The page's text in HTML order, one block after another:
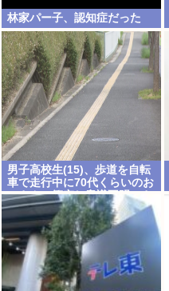
林家パー子、認知症だった
男子高校生(15)、歩道を自転
車で走行中に70代くらいのお
っさんに衝突し意識不明にさ
せてしまう